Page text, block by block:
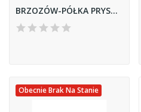
BRZOZÓW-PÓŁKA PRYSZNICOWA
Obecnie Brak Na Stanie